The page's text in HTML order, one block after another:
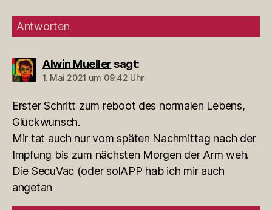
Antworten
Alwin Mueller sagt:
1. Mai 2021 um 09:42 Uhr
Erster Schritt zum reboot des normalen Lebens,
Glückwunsch.
Mir tat auch nur vom späten Nachmittag nach der
Impfung bis zum nächsten Morgen der Arm weh.
Die SecuVac (oder solAPP hab ich mir auch
angetan